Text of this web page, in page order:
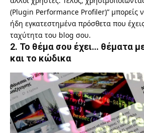
(Plugin Performance Profiler)” μπορείς
ήδη εγκατεστημένα πρόσθετα που
ταχύτητα του blog σου.
2. Το θέμα σου έχει… θέματα
και το κώδικα